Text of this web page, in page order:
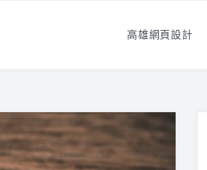
高雄網頁設計